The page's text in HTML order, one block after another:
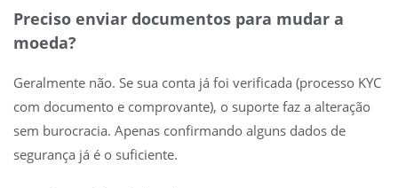
Preciso enviar documentos para mudar a
moeda?
Geralmente não. Se sua conta já foi verificada (processo KYC
com documento e comprovante), o suporte faz a alteração
sem burocracia. Apenas confirmando alguns dados de
segurança já é o suficiente.